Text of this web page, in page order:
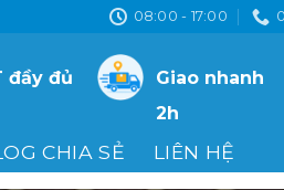
08:00 - 17:00
đầy đủ
Giao nhanh
2h
CHIA SẺ LIÊN HỆ